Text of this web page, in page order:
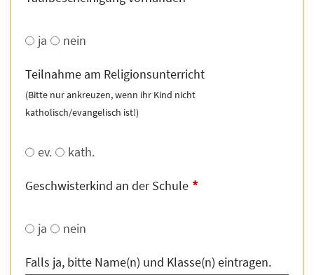
ja nein
Teilnahme am Religionsunterricht
(Bitte nur ankreuzen, wenn ihr Kind nicht
katholisch/evangelisch ist!)
ev. kath.
Geschwisterkind an der Schule *
ja nein
Falls ja, bitte Name(n) und Klasse(n) eintragen.